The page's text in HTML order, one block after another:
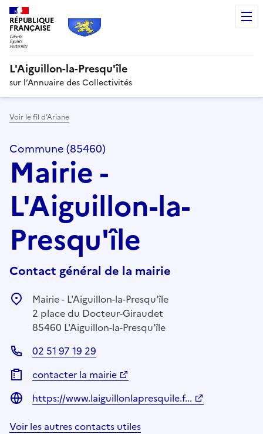
RÉPUBLIQUE
FRANÇAISE
L'Aiguillon-la-Presqu'île
sur l’Annuaire des Collectivités
Voir le fil d’Ariane
Commune (85460)
Mairie -
L'Aiguillon-la-
Presqu'île
Contact général de la mairie
Mairie - L'Aiguillon-la-Presqu'île
2 place du Docteur-Giraudet
85460 L'Aiguillon-la-Presqu'île
02 51 97 19 29
contacter la mairie
https://www.laiguillonlapresquile.f...
Voir les autres contacts utiles